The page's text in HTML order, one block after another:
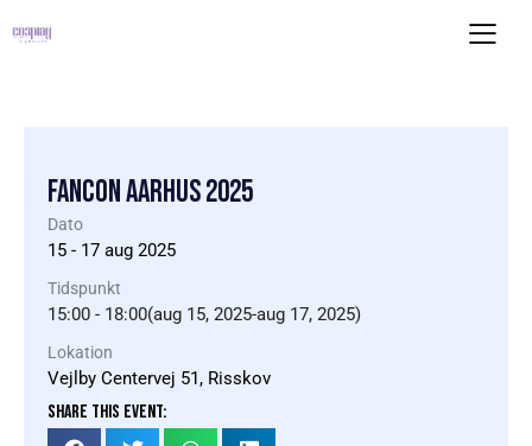
FANCON AARHUS 2025
Dato
15 - 17 aug 2025
Tidspunkt
15:00 - 18:00(aug 15, 2025-aug 17, 2025)
Lokation
Vejlby Centervej 51, Risskov
SHARE THIS EVENT: